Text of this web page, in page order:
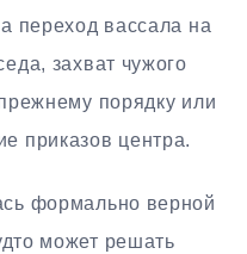
переход вассала на
захват чужого
порядку или
приказов центра.
формально верной
может решать